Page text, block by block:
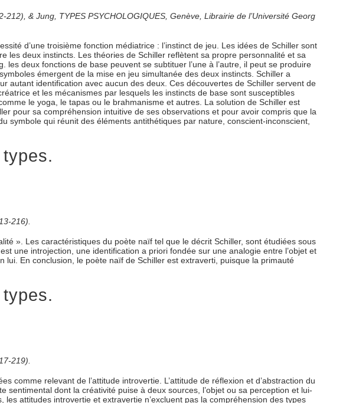
& Jung, TYPES PSYCHOLOGIQUES, Genève, Librairie de l’Université Georg
d’une troisième fonction médiatrice : l’instinct de jeu. Les idées de Schiller sont
les deux instincts. Les théories de Schiller reflètent sa propre personnalité et sa
deux fonctions de base peuvent se subtituer l’une à l’autre, il peut se produire
émergent de la mise en jeu simultanée des deux instincts. Schiller a
autant identification avec aucun des deux. Ces découvertes de Schiller servent de
et les mécanismes par lesquels les instincts de base sont susceptibles
le yoga, le tapas ou le brahmanisme et autres. La solution de Schiller est
pour sa compréhension intuitive de ses observations et pour avoir compris que la
symbole qui réunit des éléments antithétiques par nature, conscient-inconscient,
216).
». Les caractéristiques du poète naïf tel que le décrit Schiller, sont étudiées sous
une introjection, une identification a priori fondée sur une analogie entre l’objet et
En conclusion, le poète naïf de Schiller est extraverti, puisque la primauté
219).
comme relevant de l’attitude introvertie. L’attitude de réflexion et d’abstraction du
sentimental dont la créativité puise à deux sources, l’objet ou sa perception et lui-
attitudes introvertie et extravertie n’excluent pas la compréhension des types